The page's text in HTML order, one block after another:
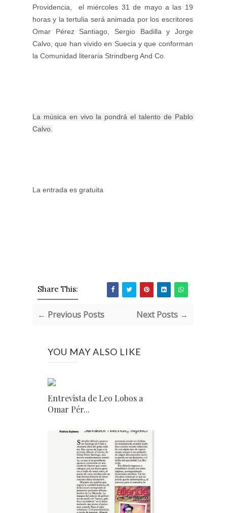
Providencia,  el miércoles 31 de mayo a las 19
horas y la tertulia será animada por los escritores
Omar Pérez Santiago, Sergio Badilla y Jorge
Calvo, que han vivido en Suecia y que conforman
la Comunidad literaria Strindberg And Co.
La música en vivo la pondrá el talento de Pablo
La entrada es gratuita
Share This:
← Previous Posts Next Posts →
YOU MAY ALSO LIKE
Entrevista de Leo Lobos a
Omar Pér...